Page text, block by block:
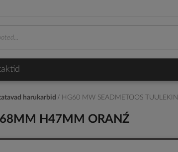
harukarbid HG60 MW SEADMETOOS
H47MM ORANŹ